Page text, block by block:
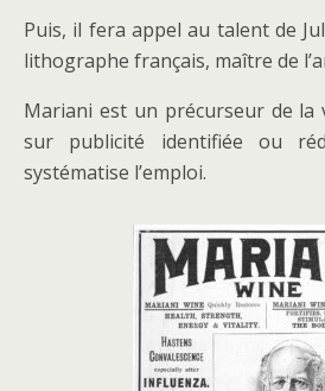
Puis, il fera appel au talent de
lithographe français, maître de
Mariani est un précurseur de la
sur publicité identifiée ou
systématise l’emploi.